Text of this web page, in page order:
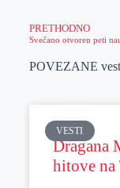
PRETHODNO
POVEZANE
VESTI
Dragana
hitove na